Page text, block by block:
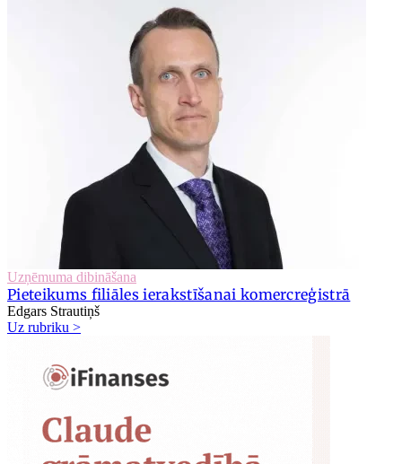
Uzņēmuma dibināšana
Pieteikums filiāles ierakstīšanai komercreģistrā
Edgars Strautiņš
Uz rubriku >